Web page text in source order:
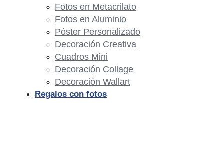
Fotos en Metacrilato
Fotos en Aluminio
Póster Personalizado
Decoración Creativa
Cuadros Mini
Decoración Collage
Decoración Wallart
Regalos con fotos